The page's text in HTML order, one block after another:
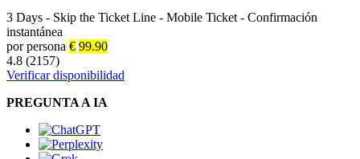
3 Days - Skip the Ticket Line - Mobile Ticket - Confirmación
instantánea
por persona € 99.90
4.8 (2157)
Verificar disponibilidad
PREGUNTA A IA